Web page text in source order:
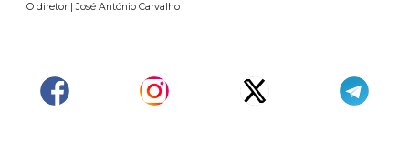
O diretor | José António Carvalho